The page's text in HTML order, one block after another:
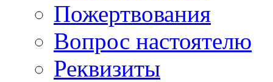
Пожертвования
Вопрос настоятелю
Реквизиты